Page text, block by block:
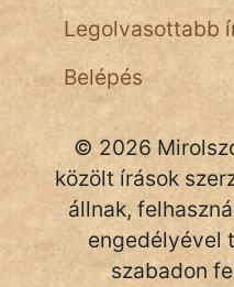
NapHold
pszichopati
szegény legény
Hoffer Botond
szemfüles
Legolvasottabb
Belépés
© 2026
közölt írások
állnak,
engedélyével
szabadon